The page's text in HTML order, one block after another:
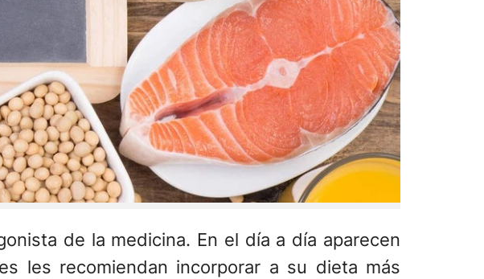
de la medicina. En el día a día aparecen
les recomiendan incorporar a su dieta más